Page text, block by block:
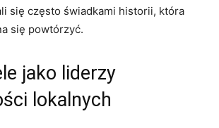
się często świadkami historii, która
się powtórzyć.
‍jako liderzy
lokalnych